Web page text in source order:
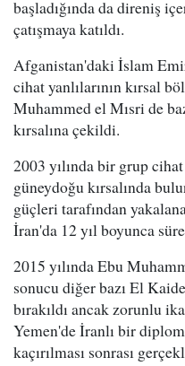
başladığında da direniş
çatışmaya katıldı.
Afganistan'daki İslam
cihat yanlılarının kırsal
Muhammed el Mısri de
kırsalına çekildi.
2003 yılında bir grup
güneydoğu kırsalında
güçleri tarafından
İran'da 12 yıl boyunca
2015 yılında Ebu
sonucu diğer bazı El
bırakıldı ancak zorunlu
Yemen'de İranlı bir
kaçırılması sonrası